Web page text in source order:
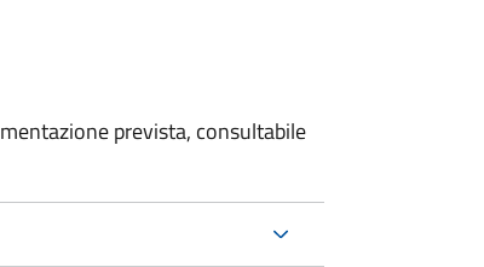
prevista, consultabile